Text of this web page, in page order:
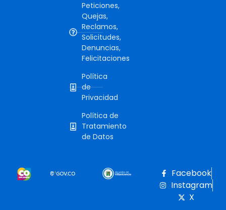
Peticiones,
Quejas,
Reclamos,
Solicitudes,
Denuncias,
Felicitaciones
Política
de
Privacidad
Política de
Tratamiento
de Datos
Facebook
Instagram
X